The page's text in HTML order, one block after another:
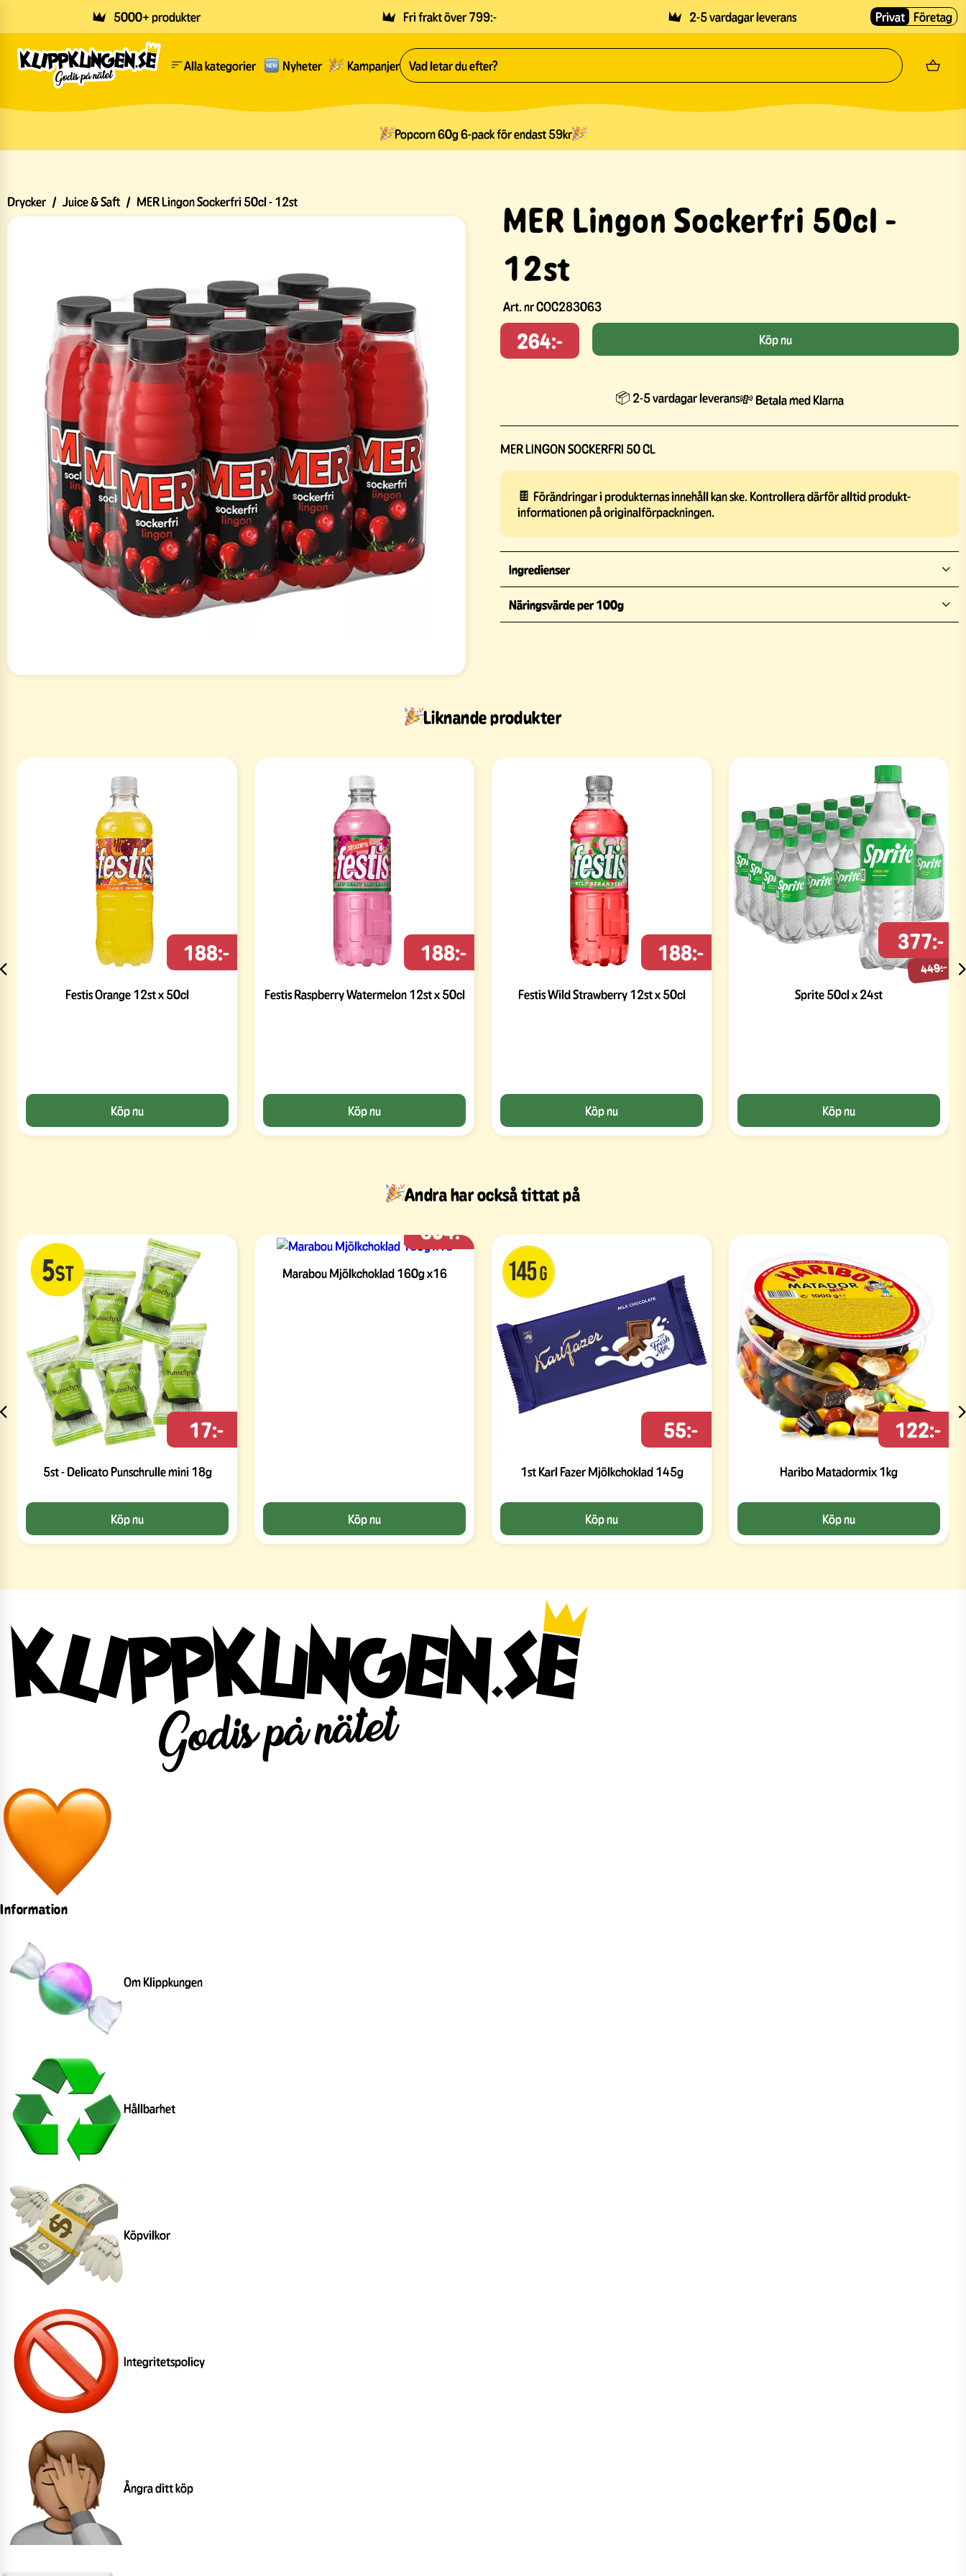
5000+ produkter Fri frakt över 799:- 2-5 vardagar leverans Privat Företag
Alla kategorier Nyheter Kampanjer
Popcorn 60g 6-pack för endast 59kr
Drycker / Juice & Saft / MER Lingon Sockerfri 50cl - 12st
MER Lingon Sockerfri 50cl -
12st
Art. nrCOC283063
264:- Köp nu
📦 2-5 vardagar leverans💸 Betala med Klarna
MER LINGON SOCKERFRI 50 CL
🍫 Förändringar i produkternas innehåll kan ske. Kontrollera därför alltid produkt-
informationen på originalförpackningen.
Ingredienser
Näringsvärde per 100g
Liknande produkter
Festis Orange 12st x 50cl
188:-
Köp nu
Festis Raspberry Watermelon 12st x 50cl
188:-
Köp nu
Festis Wild Strawberry 12st x 50cl
188:-
Köp nu
Sprite 50cl x 24st
449:-
377:-
Köp nu
Andra har också tittat på
5st - Delicato Punschrulle mini 18g
17:-
Köp nu
Marabou Mjölkchoklad 160g x16
604:-
Köp nu
1st Karl Fazer Mjölkchoklad 145g
55:-
Köp nu
Haribo Matadormix 1kg
122:-
Köp nu
Information
Om Klippkungen
Hållbarhet
Köpvilkor
Integritetspolicy
Ångra ditt köp